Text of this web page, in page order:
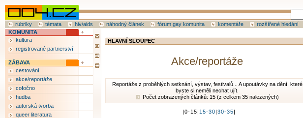
rubriky témata hiv/aids náhodný článek fórum gay komunita komentáře rozšířené hledání
HLAVNÍ SLOUPEC
Akce/reportáže
Reportáže z proběhlých setknání, výstav, festivalů... A upoutávky na dění, které
byste si neměli nechat ujít.
Počet zobrazených článků: 15 (z celkem 35 nalezených)
|0-15| 15-30|30-35|
KOMUNITA
kultura
registrované partnerství
ZÁBAVA
cestování
akce/reportáže
cofočno
hudba
autorská tvorba
queer literatura